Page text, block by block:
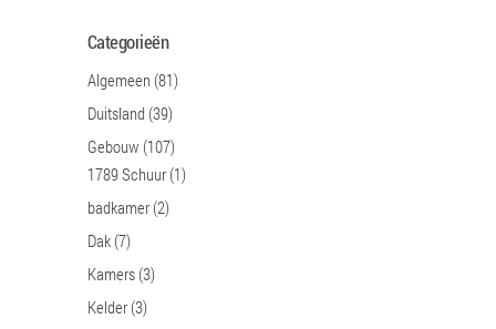
Categorieën
Algemeen (81)
Duitsland (39)
Gebouw (107)
1789 Schuur (1)
badkamer (2)
Dak (7)
Kamers (3)
Kelder (3)